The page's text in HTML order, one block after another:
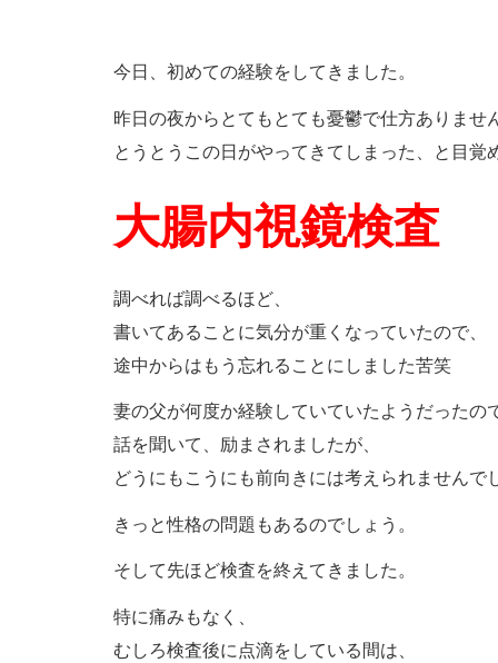
今日、初めての経験をしてきました。
昨日の夜からとてもとても憂鬱で仕方ありませ
とうとうこの日がやってきてしまった、と目覚
大腸内視鏡検査
調べれば調べるほど、
書いてあることに気分が重くなっていたので、
途中からはもう忘れることにしました苦笑
妻の父が何度か経験していていたようだったので
話を聞いて、励まされましたが、
どうにもこうにも前向きには考えられませんで
きっと性格の問題もあるのでしょう。
そして先ほど検査を終えてきました。
特に痛みもなく、
むしろ検査後に点滴をしている間は、